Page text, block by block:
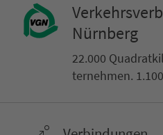
Nürn­berg
22.000
ter­neh­men.